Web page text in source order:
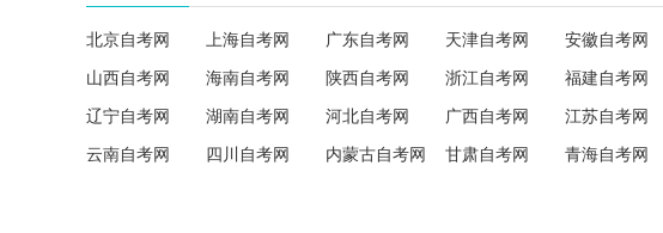
北京自考网 上海自考网 广东自考网 天津自考网 安徽自考网
山西自考网 海南自考网 陕西自考网 浙江自考网 福建自考网
辽宁自考网 湖南自考网 河北自考网 广西自考网 江苏自考网
云南自考网 四川自考网 内蒙古自考网 甘肃自考网 青海自考网